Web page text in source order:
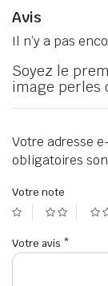
Avis
Il n’y a pas
Soyez le
image perles
Votre adresse
obligatoires
Votre note
Votre avis *